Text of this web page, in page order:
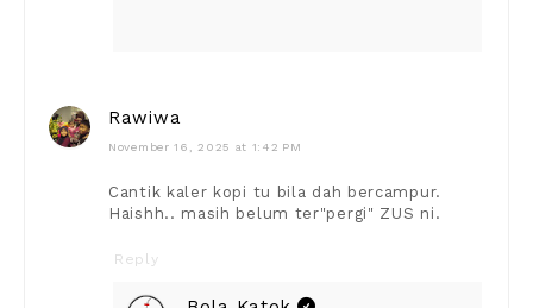
Rawiwa
November 16, 2025 at 1:42 PM
Cantik kaler kopi tu bila dah bercampur.
Haishh.. masih belum ter"pergi" ZUS ni.
Reply